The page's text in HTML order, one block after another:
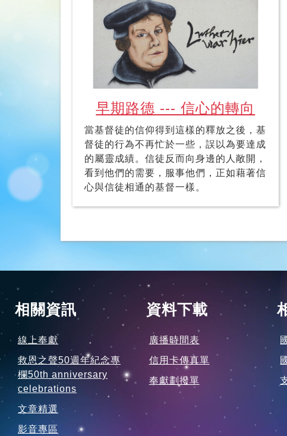
早期路德 --- 信心的轉向
當基督徒的信仰得到這樣的釋放之後，基
督徒的行為不再忙於一些，誤以為要達成
的屬靈成績。信徒反而向身邊的人敞開，
看到他們的需要，服事他們，正如藉著信
心與信徒相通的基督一樣。
相關資訊
線上奉獻
救恩之聲50週年紀念專
欄50th anniversary
celebrations
文章精選
影音專區
資料下載
廣播時間表
信用卡傳真單
奉獻劃撥單